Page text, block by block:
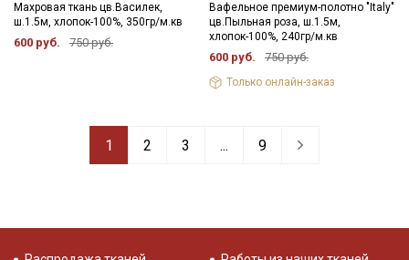
Махровая ткань цв.Василек,
ш.1.5м, хлопок-100%, 350гр/м.кв
600 руб. 750 руб.
Вафельное премиум-полотно "Italy"
цв.Пыльная роза, ш.1.5м,
хлопок-100%, 240гр/м.кв
600 руб. 750 руб.
Только онлайн-заказ
1 2 3 ... 9